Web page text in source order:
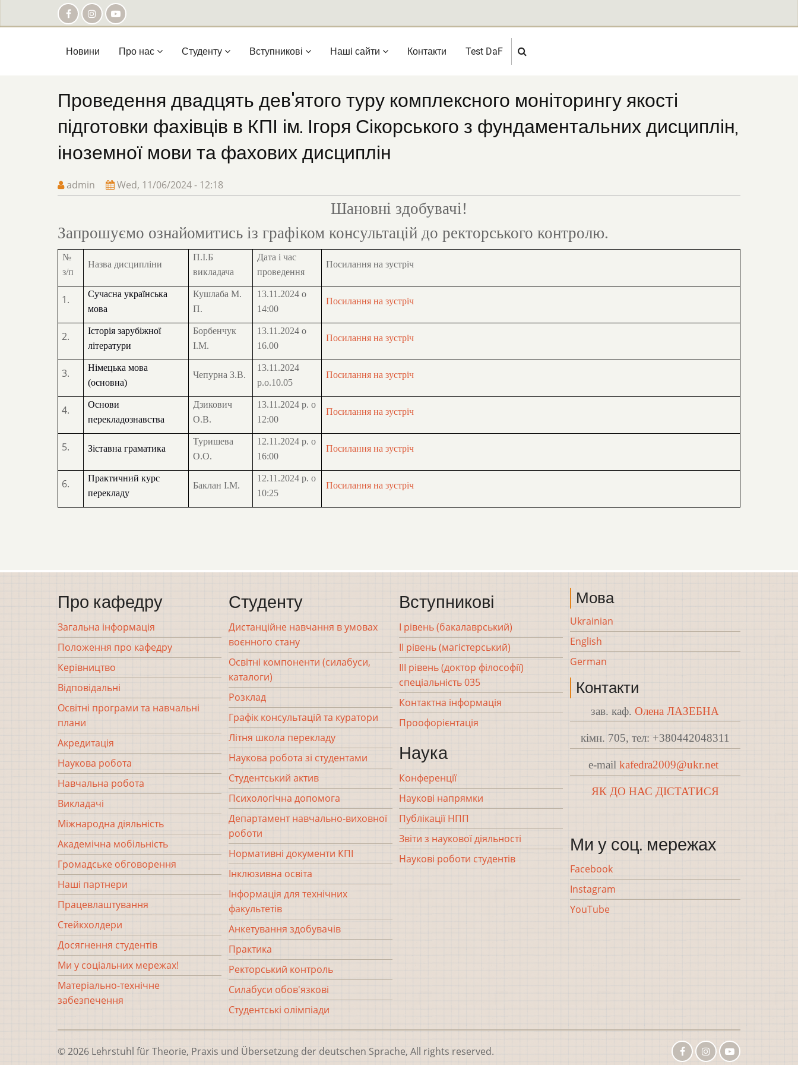
Main
Новини Про нас Студенту Вступникові Нашi сайти Контакти Test DaF
Проведення двадцять дев'ятого туру комплексного моніторингу якості
підготовки фахівців в КПІ ім. Ігоря Сікорського з фундаментальних дисциплін,
іноземної мови та фахових дисциплін
admin Wed, 11/06/2024 - 12:18
Шановні здобувачі!
Запрошуємо ознайомитись із графіком консультацій до ректорського контролю.
№
з/п
Назва дисципліни
П.І.Б
викладача
Дата і час
проведення
Посилання на зустріч
Сучасна українська
мова
Кушлаба М.
П.
13.11.2024 о
14:00
Посилання на зустріч
Історія зарубіжної
літератури
Борбенчук
І.М.
13.11.2024 о
16.00
Посилання на зустріч
Німецька мова
(основна)
Чепурна З.В.
13.11.2024
р.о.10.05
Посилання на зустріч
Основи
перекладознавства
Дзикович
О.В.
13.11.2024 р. о
12:00
Посилання на зустріч
Зіставна граматика
Туришева
О.О.
12.11.2024 р. о
16:00
Посилання на зустріч
Практичний курс
перекладу
Баклан І.М.
12.11.2024 р. о
10:25
Посилання на зустріч
Про кафедру
Загальна інформація
Положення про кафедру
Керівництво
Відповідальні
Освітні програми та навчальні
плани
Акредитація
Наукова робота
Навчальна робота
Викладачі
Міжнародна діяльність
Академічна мобільність
Громадське обговорення
Наші партнери
Працевлаштування
Стейкхолдери
Досягнення студентів
Ми у соціальних мережах!
Матеріально-технічне
забезпечення
Студенту
Дистанційне навчання в умовах
воєнного стану
Освітні компоненти (силабуси,
каталоги)
Розклад
Графік консультацій та куратори
Літня школа перекладу
Наукова робота зі студентами
Студентський актив
Психологічна допомога
Департамент навчально-виховної
роботи
Нормативні документи КПІ
Інклюзивна освіта
Інформація для технічних
факультетів
Анкетування здобувачів
Практика
Ректорський контроль
Силабуси обов'язкові
Студентські олімпіади
Вступникові
І рівень (бакалаврський)
ІІ рівень (магістерський)
ІІІ рівень (доктор філософії)
спеціальність 035
Контактна інформація
Проофорієнтація
Наука
Конференції
Наукові напрямки
Публікації НПП
Звіти з наукової діяльності
Наукові роботи студентів
Мова
Ukrainian
English
German
Контакти
зав. каф.Олена ЛАЗЕБНА
кімн. 705, тел: +380442048311
e-mailkafedra2009@ukr.net
ЯК ДО НАС ДІСТАТИСЯ
Ми у соц. мережах
Facebook
Instagram
YouTube
© 2026 Lehrstuhl für Theorie, Praxis und Übersetzung der deutschen Sprache, All rights reserved.